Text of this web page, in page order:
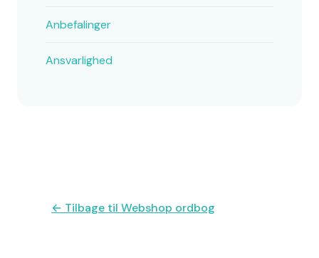
Anbefalinger
Ansvarlighed
← Tilbage til Webshop ordbog